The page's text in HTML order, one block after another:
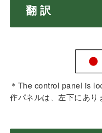
翻 訳
＊The control panel is
作パネルは、左下にあり